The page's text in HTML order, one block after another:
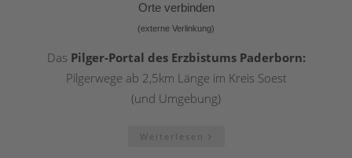
Orte verbinden
(externe Verlinkung)
Das Pilger-Portal des Erzbistums Paderborn:
Pilgerwege ab 2,5km Länge im Kreis Soest
(und Umgebung)
Weiterlesen